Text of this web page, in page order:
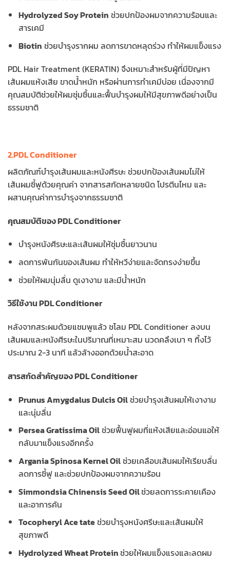
Hydrolyzed Soy Protein ช่วยปกป้องผมจากความร้อนและ
สารเคมี
Biotin ช่วยบำรุงรากผม ลดการขาดหลุดร่วง ทำให้ผมแข็งแรง
PDL Hair Treatment (KERATIN) จึงเหมาะสำหรับผู้ที่มีปัญหา
เส้นผมแห้งเสีย ขาดน้ำหนัก หรือผ่านการทำเคมีบ่อย เนื่องจากมี
คุณสมบัติช่วยให้ผมชุ่มชื้นและฟื้นบำรุงผมให้มีสุขภาพดีอย่างเป็น
ธรรมชาติ
2.PDL Conditioner
ผลิตภัณฑ์บำรุงเส้นผมและหนังศีรษะ ช่วยปกป้องเส้นผมไม่ให้
เส้นผมชี้ฟูด้วยคุณค่า จากสารสกัดหลายชนิด โปรตีนไหม และ
ผสานคุณค่าการบำรุงจากธรรมชาติ
คุณสมบัติของ PDL Conditioner
บำรุงหนังศีรษะและเส้นผมให้ชุ่มชื้นยาวนาน
ลดการพันกันของเส้นผม ทำให้หวีง่ายและจัดทรงง่ายขึ้น
ช่วยให้ผมนุ่มลื่น ดูเงางาม และมีน้ำหนัก
วิธีใช้งาน PDL Conditioner
หลังจากสระผมด้วยแชมพูแล้ว ชโลม PDL Conditioner ลงบน
เส้นผมและหนังศีรษะในปริมาณที่เหมาะสม นวดคลึงเบา ๆ ทิ้งไว้
ประมาณ 2-3 นาที แล้วล้างออกด้วยน้ำสะอาด
สารสกัดสำคัญของ PDL Conditioner
Prunus Amygdalus Dulcis Oilช่วยบำรุงเส้นผมให้เงางาม
และนุ่มลื่น
Persea Gratissima Oilช่วยฟื้นฟูผมที่แห้งเสียและอ่อนแอให้
กลับมาแข็งแรงอีกครั้ง
Argania Spinosa Kernel Oilช่วยเคลือบเส้นผมให้เรียบลื่น
ลดการชี้ฟู และช่วยปกป้องผมจากความร้อน
Simmondsia Chinensis Seed Oilช่วยลดการระคายเคือง
และอาการคัน
Tocopheryl Ace tateช่วยบำรุงหนังศรีษะและเส้นผมให้
สุขภาพดี
Hydrolyzed Wheat Proteinช่วยให้ผมแข็งแรงและลดผม